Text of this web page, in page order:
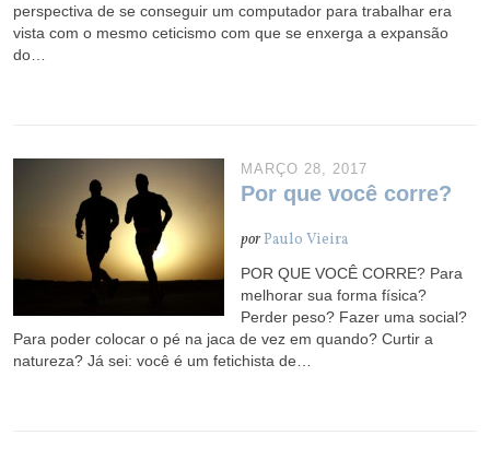
perspectiva de se conseguir um computador para trabalhar era
vista com o mesmo ceticismo com que se enxerga a expansão
do…
MARÇO 28, 2017
Por que você corre?
porPaulo Vieira
POR QUE VOCÊ CORRE? Para
melhorar sua forma física?
Perder peso? Fazer uma social?
Para poder colocar o pé na jaca de vez em quando? Curtir a
natureza? Já sei: você é um fetichista de…